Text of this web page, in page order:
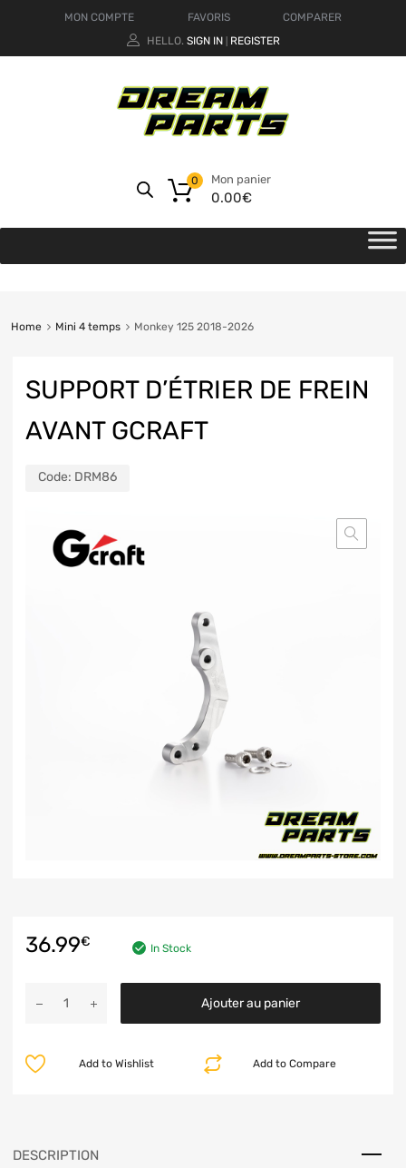
MON COMPTE FAVORIS
COMPARER
HELLO. SIGN IN REGISTER
Mon panier
0.00€
0
Home Mini 4 temps Monkey 125 2018-2026
SUPPORT D’ÉTRIER DE FREIN
AVANT GCRAFT
Code: DRM86
36.99€ In Stock
Ajouter au panier
Add to Compare
Add to Wishlist
DESCRIPTION